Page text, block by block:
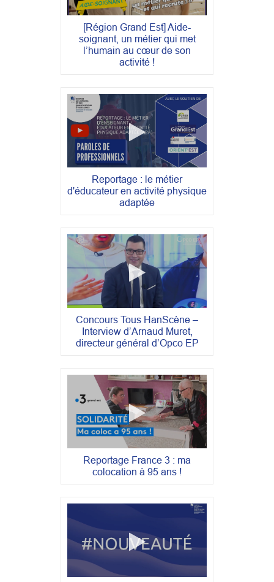
[Région Grand Est] Aide-
soignant, un métier qui met
l’humain au cœur de son
activité !
Reportage : le métier
d'éducateur en activité physique
adaptée
Concours Tous HanScène –
Interview d’Arnaud Muret,
directeur général d’Opco EP
Reportage France 3 : ma
colocation à 95 ans !